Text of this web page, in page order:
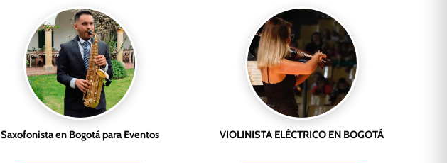
Saxofonista en Bogotá para Eventos VIOLINISTA ELÉCTRICO EN BOGOTÁ